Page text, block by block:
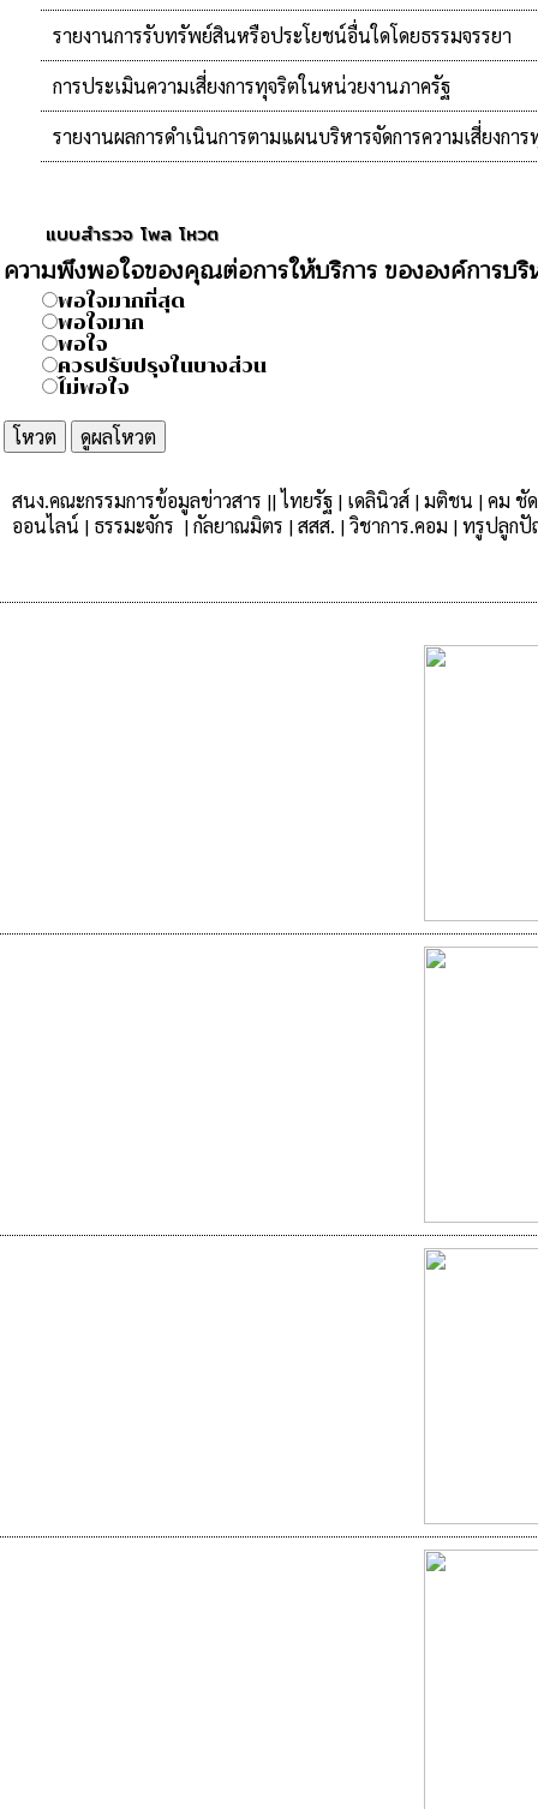
รายงานการรับทรัพย์สินหรือประโยชน์อื่นใดโดยธรรมจรรยา
การประเมินความเสี่ยงการทุจริตในหน่วยงานภาครัฐ
รายงานผลการดำเนินการตามแผนบริหารจัดการความเสี่ยงการ
แบบสำรวจ โพล โหวต
ความพึงพอใจของคุณต่อการให้บริการ ขององค์การบ
พอใจมากที่สุด
พอใจมาก
พอใจ
ควรปรับปรุงในบางส่วน
ไม่พอใจ
สนง.คณะกรรมการข้อมูลข่าวสาร ||ไทยรัฐ | เดลินิวส์ |มติชน |คม ชั
ออนไลน์ | ธรรมะจักร |กัลยาณมิตร |สสส. |วิชาการ.คอม |ทรูปลูก